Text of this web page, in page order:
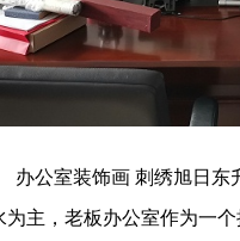
办公室装饰画 刺绣旭日东
为主，老板办公室作为一